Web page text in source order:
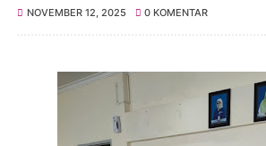
NOVEMBER 12, 2025 0 KOMENTAR